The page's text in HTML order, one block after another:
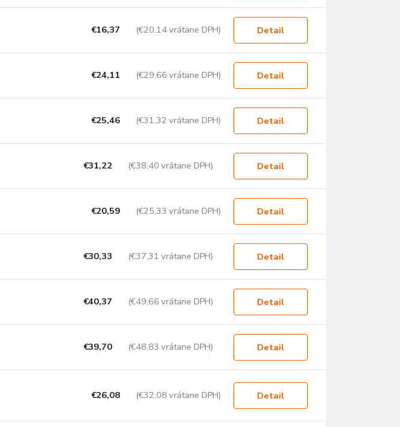
€16,37 (€20,14 vrátane DPH) Detail
€24,11 (€29,66 vrátane DPH) Detail
€25,46 (€31,32 vrátane DPH) Detail
€31,22 (€38,40 vrátane DPH) Detail
€20,59 (€25,33 vrátane DPH) Detail
€30,33 (€37,31 vrátane DPH) Detail
€40,37 (€49,66 vrátane DPH) Detail
€39,70 (€48,83 vrátane DPH) Detail
€26,08 (€32,08 vrátane DPH) Detail